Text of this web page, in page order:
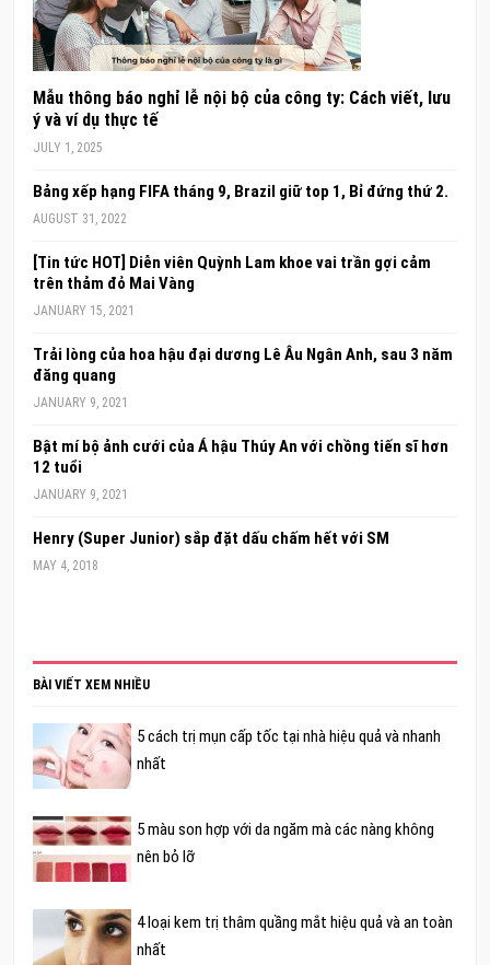
Mẫu thông báo nghỉ lễ nội bộ của công ty: Cách viết, lưu
ý và ví dụ thực tế
JULY 1, 2025
Bảng xếp hạng FIFA tháng 9, Brazil giữ top 1, Bỉ đứng thứ 2.
AUGUST 31, 2022
[Tin tức HOT] Diễn viên Quỳnh Lam khoe vai trần gợi cảm
trên thảm đỏ Mai Vàng
JANUARY 15, 2021
Trải lòng của hoa hậu đại dương Lê Âu Ngân Anh, sau 3 năm
đăng quang
JANUARY 9, 2021
Bật mí bộ ảnh cưới của Á hậu Thúy An với chồng tiến sĩ hơn
12 tuổi
JANUARY 9, 2021
Henry (Super Junior) sắp đặt dấu chấm hết với SM
MAY 4, 2018
BÀI VIẾT XEM NHIỀU
5 cách trị mụn cấp tốc tại nhà hiệu quả và nhanh
nhất
5 màu son hợp với da ngăm mà các nàng không
nên bỏ lỡ
4 loại kem trị thâm quầng mắt hiệu quả và an toàn
nhất